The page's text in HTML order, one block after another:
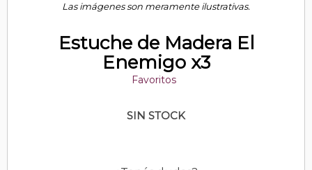
Las imágenes son meramente ilustrativas.
Estuche de Madera El
Enemigo x3
Favoritos
SIN STOCK